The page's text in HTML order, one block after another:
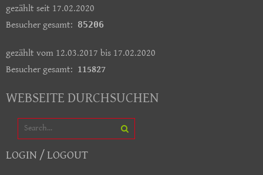
gezählt seit 17.02.2020
Besucher gesamt: 85206
gezählt vom 12.03.2017 bis 17.02.2020
Besucher gesamt: 115827
WEBSEITE DURCHSUCHEN
LOGIN / LOGOUT